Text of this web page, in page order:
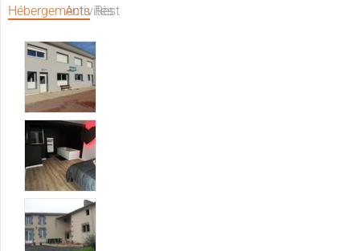
HébergementsActivitésRestaurants